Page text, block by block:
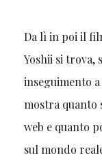
Da lì in poi il
Yoshii si trova,
inseguimento
mostra quanto
web e quanto
sul mondo